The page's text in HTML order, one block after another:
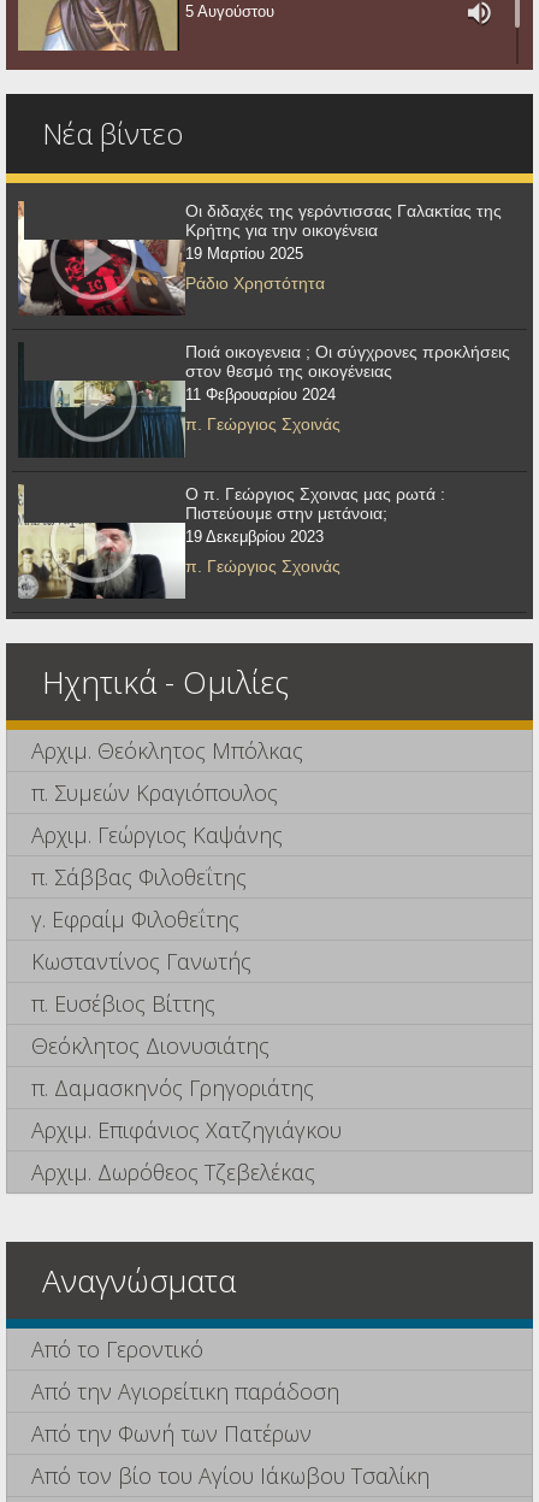
5 Αυγούστου
Νέα βίντεο
Οι διδαχές της γερόντισσας Γαλακτίας της
Κρήτης για την οικογένεια
19 Μαρτίου 2025
Ράδιο Χρηστότητα
Ποιά οικογενεια ; Οι σύγχρονες προκλήσεις
στον θεσμό της οικογένειας
11 Φεβρουαρίου 2024
π. Γεώργιος Σχοινάς
Ο π. Γεώργιος Σχοινας μας ρωτά :
Πιστεύουμε στην μετάνοια;
19 Δεκεμβρίου 2023
π. Γεώργιος Σχοινάς
Ηχητικά - Ομιλίες
Αρχιμ. Θεόκλητος Μπόλκας
π. Συμεών Κραγιόπουλος
Αρχιμ. Γεώργιος Καψάνης
π. Σάββας Φιλοθεΐτης
γ. Εφραίμ Φιλοθεΐτης
Κωσταντίνος Γανωτής
π. Ευσέβιος Βίττης
Θεόκλητος Διονυσιάτης
π. Δαμασκηνός Γρηγοριάτης
Αρχιμ. Επιφάνιος Χατζηγιάγκου
Αρχιμ. Δωρόθεος Τζεβελέκας
Αναγνώσματα
Από το Γεροντικό
Από την Αγιορείτικη παράδοση
Από την Φωνή των Πατέρων
Από τον βίο του Αγίου Ιάκωβου Τσαλίκη